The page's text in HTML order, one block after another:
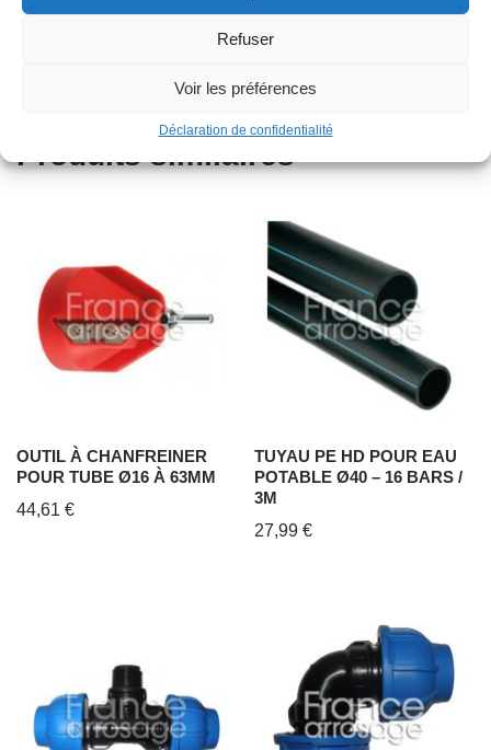
Refuser
Voir les préférences
Déclaration de confidentialité
Autres informations : Fileté
Produits similaires
OUTIL À CHANFREINER
POUR TUBE Ø16 À 63MM
44,61 €
TUYAU PE HD POUR EAU
POTABLE Ø40 – 16 BARS /
3M
27,99€